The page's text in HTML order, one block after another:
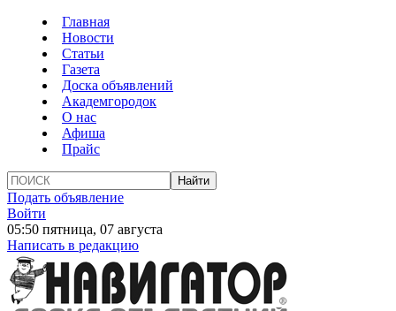
Главная
Новости
Статьи
Газета
Доска объявлений
Академгородок
О нас
Афиша
Прайс
Подать объявление
Войти
05:50 пятница, 07 августа
Написать в редакцию